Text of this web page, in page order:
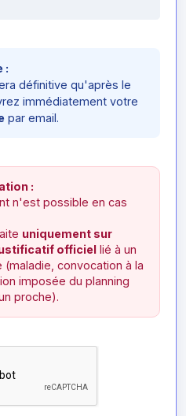
:
définitive qu'après le
immédiatement votre
par email.
:
n'est possible en cas
uniquement sur
officiel lié à un
convocation à la
imposée du planning
proche).